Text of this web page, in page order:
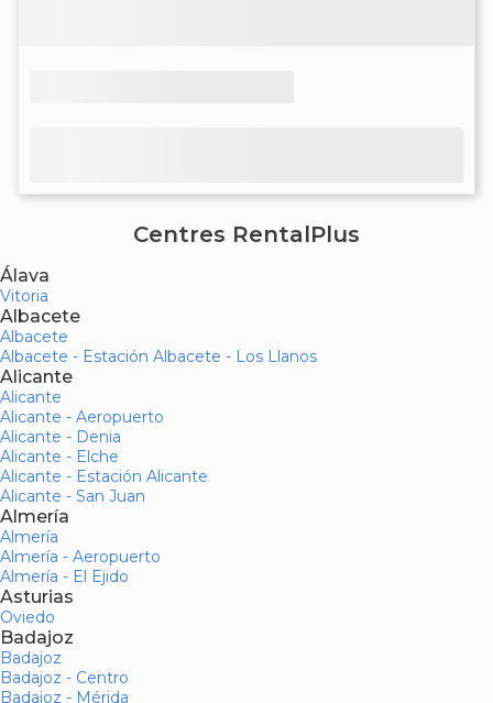
Centres RentalPlus
Álava
Vitoria
Albacete
Albacete
Albacete - Estación Albacete - Los Llanos
Alicante
Alicante
Alicante - Aeropuerto
Alicante - Denia
Alicante - Elche
Alicante - Estación Alicante
Alicante - San Juan
Almería
Almería
Almería - Aeropuerto
Almería - El Ejido
Asturias
Oviedo
Badajoz
Badajoz
Badajoz - Centro
Badajoz - Mérida